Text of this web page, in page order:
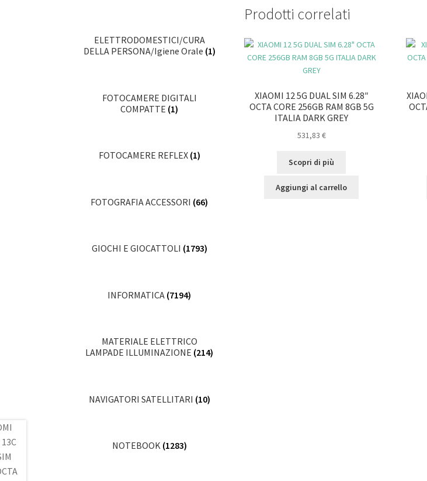
Prodotti correlati
XIAOMI 12 5G DUAL SIM 6.28″
OCTA CORE 256GB RAM 8GB 5G
ITALIA DARK GREY
531,83 €
Scopri di più
Aggiungi al carrello
ELETTRODOMESTICI/CURA
DELLA PERSONA/Igiene Orale (1)
FOTOCAMERE DIGITALI
COMPATTE (1)
FOTOCAMERE REFLEX (1)
FOTOGRAFIA ACCESSORI (66)
GIOCHI E GIOCATTOLI (1793)
INFORMATICA (7194)
MATERIALE ELETTRICO
LAMPADE ILLUMINAZIONE (214)
NAVIGATORI SATELLITARI (10)
NOTEBOOK (1283)